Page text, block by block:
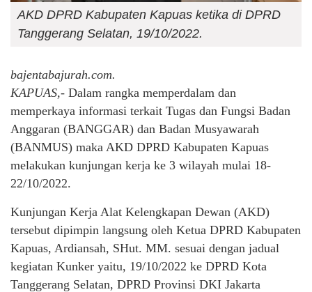
AKD DPRD Kabupaten Kapuas ketika di DPRD
Tanggerang Selatan, 19/10/2022.
bajentabajurah.com.
KAPUAS,- Dalam rangka memperdalam dan
memperkaya informasi terkait Tugas dan Fungsi Badan
Anggaran (BANGGAR) dan Badan Musyawarah
(BANMUS) maka AKD DPRD Kabupaten Kapuas
melakukan kunjungan kerja ke 3 wilayah mulai 18-
22/10/2022.
Kunjungan Kerja Alat Kelengkapan Dewan (AKD)
tersebut dipimpin langsung oleh Ketua DPRD Kabupaten
Kapuas, Ardiansah, SHut. MM. sesuai dengan jadual
kegiatan Kunker yaitu, 19/10/2022 ke DPRD Kota
Tanggerang Selatan, DPRD Provinsi DKI Jakarta